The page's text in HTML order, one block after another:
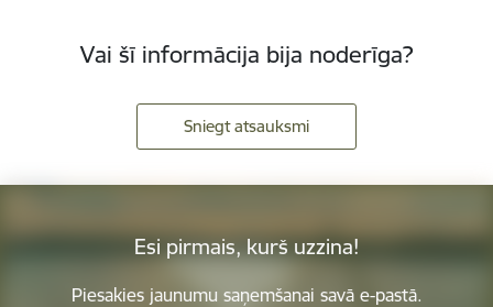
Vai šī informācija bija noderīga?
Sniegt atsauksmi
Esi pirmais, kurš uzzina!
Piesakies jaunumu saņemšanai savā e-pastā.